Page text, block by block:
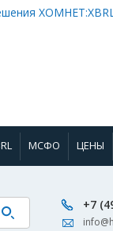
МСФО ЦЕНЫ
+7